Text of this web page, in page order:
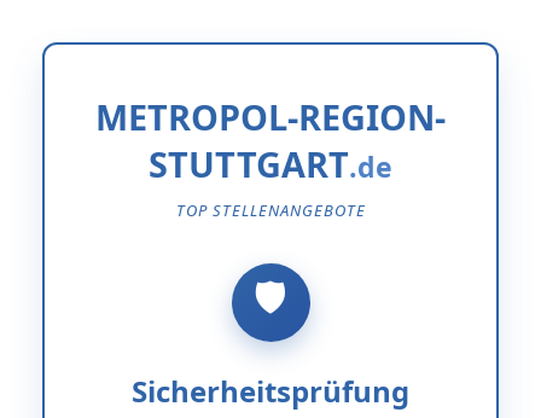
METROPOL-REGION-
STUTTGART
TOP STELLENANGEBOTE
Sicherheitsprüfung